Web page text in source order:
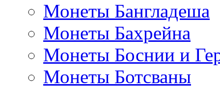
Монеты Бангладеша
Монеты Бахрейна
Монеты Боснии и
Монеты Ботсваны